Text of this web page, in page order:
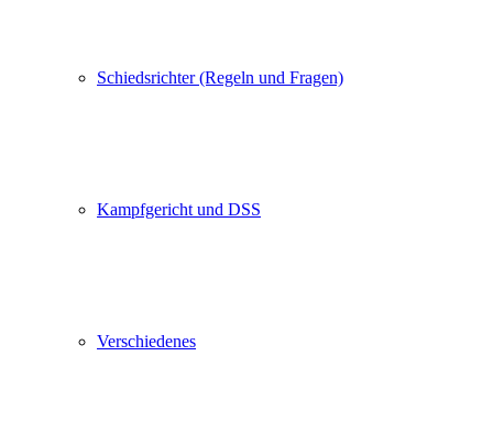
Schiedsrichter (Regeln und Fragen)
Kampfgericht und DSS
Verschiedenes